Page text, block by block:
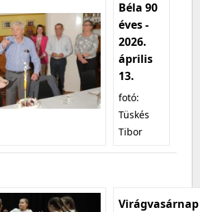
Béla 90
éves -
2026.
április
13.
fotó:
Tüskés
Tibor
Virágvasárnap